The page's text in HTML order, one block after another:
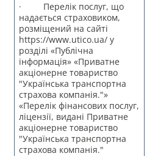
· Перелік послуг, що
надається страховиком,
розміщений на сайті
https://www.utico.ua/ у
розділі «Публічна
інформація» «Приватне
акціонерне товариство
"Українська транспортна
страхова компанія."»
«Перелік фінансових послуг,
ліцензії, видані Приватне
акціонерне товариство
"Українська транспортна
страхова компанія."